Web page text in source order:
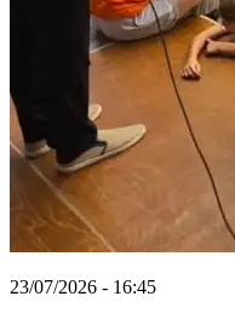
23/07/2026 - 16:45